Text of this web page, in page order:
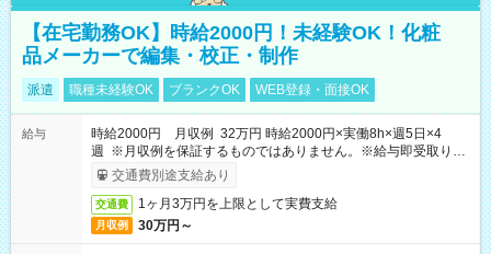
【在宅勤務OK】時給2000円！未経験OK！化粧
品メーカーで編集・校正・制作
派遣 職種未経験OK ブランクOK WEB登録・面接OK
給与
時給2000円 月収例 32万円 時給2000円×実働8h×週5日×4
週 ※月収例を保証するものではありません。※給与即受取りサ
ービス利用可（利用条件有）
交通費別途支給あり
交通費 1ヶ月3万円を上限として実費支給
月収例 30万円～